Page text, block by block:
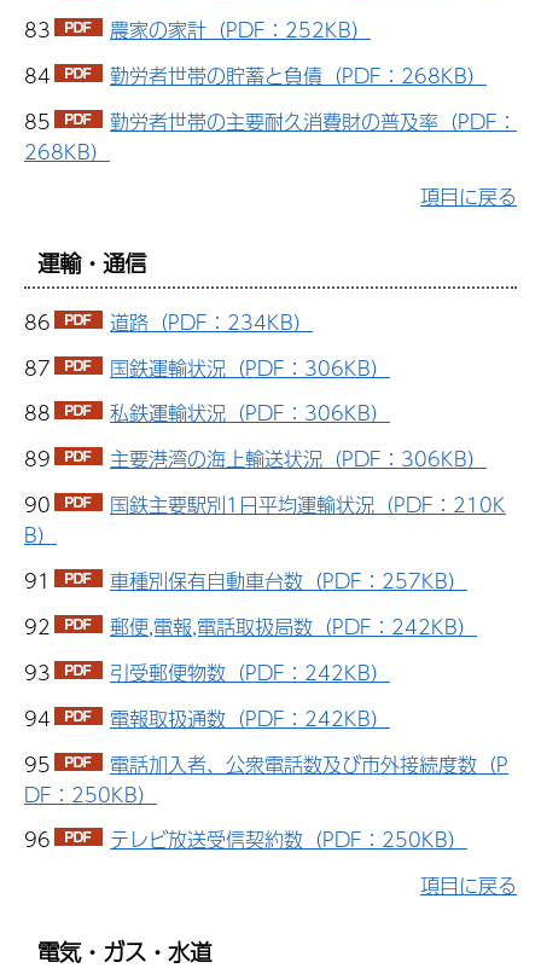
83
農家の家計（PDF：252KB）
84
勤労者世帯の貯蓄と負債（PDF：268KB）
85
勤労者世帯の主要耐久消費財の普及率（PDF：
268KB）
項目に戻る
運輸・通信
86
道路（PDF：234KB）
87
国鉄運輸状況（PDF：306KB）
88
私鉄運輸状況（PDF：306KB）
89
主要港湾の海上輸送状況（PDF：306KB）
90
国鉄主要駅別1日平均運輸状況（PDF：210K
B）
91
車種別保有自動車台数（PDF：257KB）
92
郵便,電報,電話取扱局数（PDF：242KB）
93
引受郵便物数（PDF：242KB）
94
電報取扱通数（PDF：242KB）
95
電話加入者、公衆電話数及び市外接続度数（P
DF：250KB）
96
テレビ放送受信契約数（PDF：250KB）
項目に戻る
電気・ガス・水道